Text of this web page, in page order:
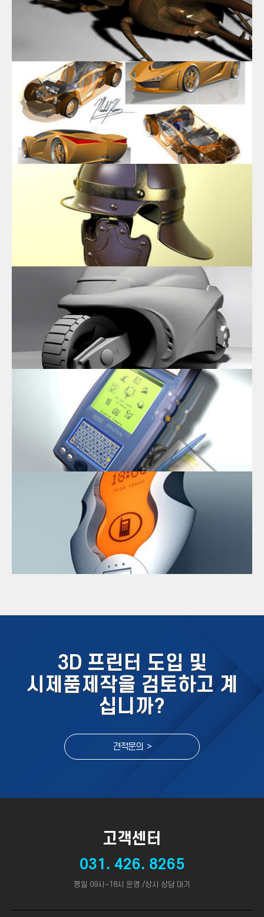
3D 프린터 도입 및
시제품제작을 검토하고 계
십니까?
견적문의 >
고객센터
031. 426. 8265
평일 09시~18시 운영 /상시 상담 대기